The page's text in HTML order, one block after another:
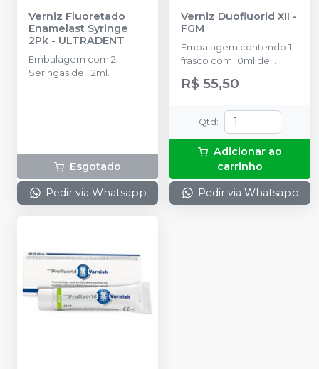
Verniz Fluoretado
Enamelast Syringe
2Pk - ULTRADENT
Embalagem com 2
Seringas de 1,2ml.
Esgotado
Pedir via Whatsapp
Verniz Duofluorid XII -
FGM
Embalagem contendo 1
frasco com 10ml de
verniz. 1 frasco com 10ml
de solvente.
R$ 55,50
Qtd :
Adicionar ao
carrinho
Pedir via Whatsapp